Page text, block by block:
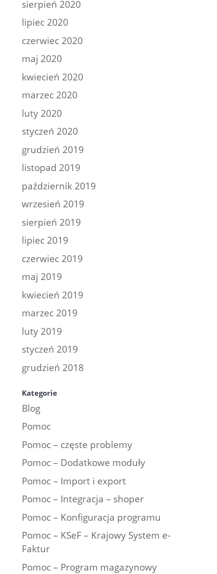
sierpień 2020
lipiec 2020
czerwiec 2020
maj 2020
kwiecień 2020
marzec 2020
luty 2020
styczeń 2020
grudzień 2019
listopad 2019
październik 2019
wrzesień 2019
sierpień 2019
lipiec 2019
czerwiec 2019
maj 2019
kwiecień 2019
marzec 2019
luty 2019
styczeń 2019
grudzień 2018
Kategorie
Blog
Pomoc
Pomoc – częste problemy
Pomoc – Dodatkowe moduły
Pomoc – Import i export
Pomoc – Integracja – shoper
Pomoc – Konfiguracja programu
Pomoc – KSeF – Krajowy System e-
Faktur
Pomoc – Program magazynowy